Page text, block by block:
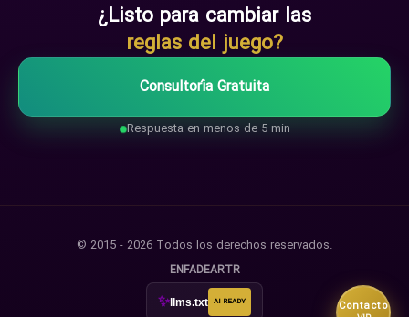
Contacto
¿Listo para cambiar las
reglas del juego?
Consultoría Gratuita
Respuesta en menos de 5 min
© 2015 - 2026 Todos los derechos reservados.
ENFADEARTR
✨llms.txt AI READY